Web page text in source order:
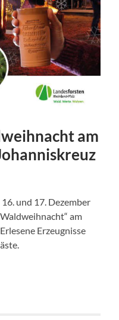
am
und 17. Dezember
am
Erzeugnisse